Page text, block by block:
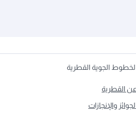
الجوية القطرية
القطرية
والإنجازات